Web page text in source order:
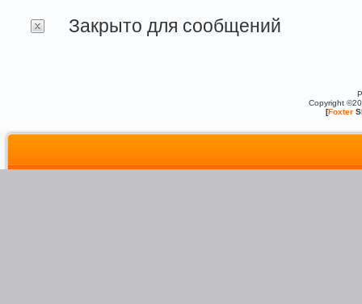
Закрыто для сообщений
Copyright
[Foxter